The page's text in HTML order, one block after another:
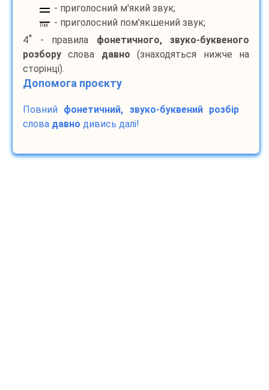
- приголосний м'який звук;
пм
- приголосний пом'якшений звук;
4* - правила фонетичного, звуко-буквеного
розбору слова давно (знаходяться нижче на
сторінці).
Допомога проєкту
Повний фонетичний, звуко-буквений розбір
слова давно дивись далі!